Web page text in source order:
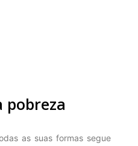
pobreza
as suas formas segue